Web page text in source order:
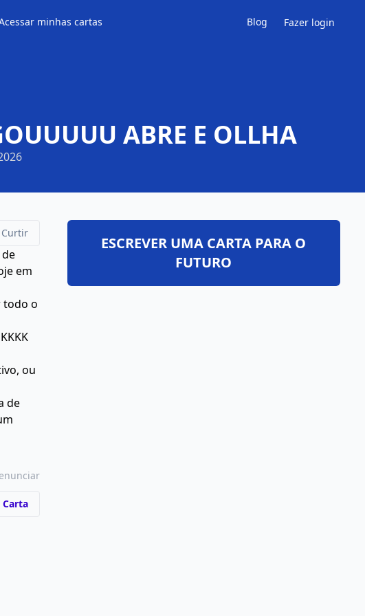
minhas cartas Blog Fazer login
ABRE E OLLHA
Curtir
em
todo o
ou
de
ESCREVER UMA CARTA PARA O
FUTURO